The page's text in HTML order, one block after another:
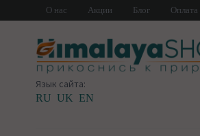
О нас Акции Блог Оплата
Язык сайта:
RU UK EN